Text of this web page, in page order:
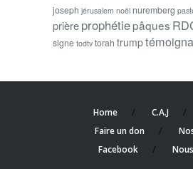
joseph jérusalem noël nuremberg
prièreprophétiepâques
signe todtv torah trump
Home C.A.J
Faire un don
Facebook